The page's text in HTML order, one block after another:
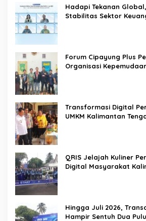
Hadapi Tekanan
Stabilitas Sektor
Forum Cipayung Plus
Organisasi
Transformasi Digital
UMKM Kalimantan
QRIS Jelajah Kuliner
Digital Masyarakat
Hingga Juli 2026,
Hampir Sentuh Dua